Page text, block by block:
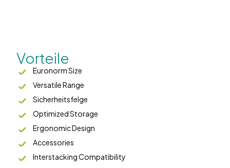
Vorteile
Euronorm Size
Versatile Range
Sicherheitsfelge
Optimized Storage
Ergonomic Design
Accessories
Interstacking Compatibility